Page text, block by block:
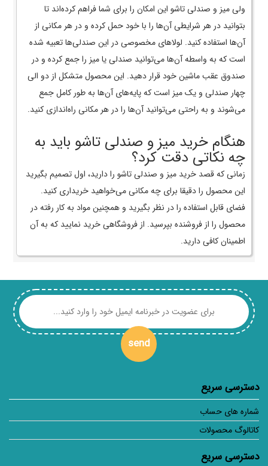
ولی میز و صندلی تاشو این امکان را برای شما فراهم کرده‌اند تا
بتوانید در هر شرایطی آن‌ها را با خود حمل کرده و در هر مکانی از
آن‌ها استفاده کنید. لولا‌های مخصوصی در این صندلی‌ها تعبیه شده
است که به واسطه آن‌ها می‌توانید صندلی یا میز را جمع کرده و در
صندوق عقب ماشین خود قرار دهید. این محصول متشکل از دو الی
چهار صندلی و یک میز است که پایه‌های آن‌ها به طور کامل جمع
می‌شوند و به راحتی می‌توانید آن‌ها را در هر مکانی راه‌اندازی کنید.
هنگام خرید میز و صندلی تاشو باید به
چه نکاتی دقت کرد؟
زمانی که قصد خرید میز و صندلی تاشو را دارید، اول تصمیم بگیرید
این محصول را دقیقا برای چه مکانی می‌خواهید خریداری کنید.
فضای قابل استفاده را در نظر بگیرید و همچنین مواد به کار رفته در
محصول را از فروشنده بپرسید. از فروشگاهی خرید نمایید که به آن
اطمینان کافی دارید.
send
دسترسی سریع
شماره های حساب
کاتالوگ محصولات
دسترسی سریع